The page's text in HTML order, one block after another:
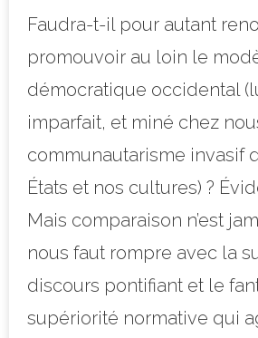
Faudra-t-il pour autant
promouvoir au loin le
démocratique occidental
imparfait, et miné chez
communautarisme invasif
États et nos cultures) ?
Mais comparaison n’est
nous faut rompre avec la
discours pontifiant et le
supériorité normative qui